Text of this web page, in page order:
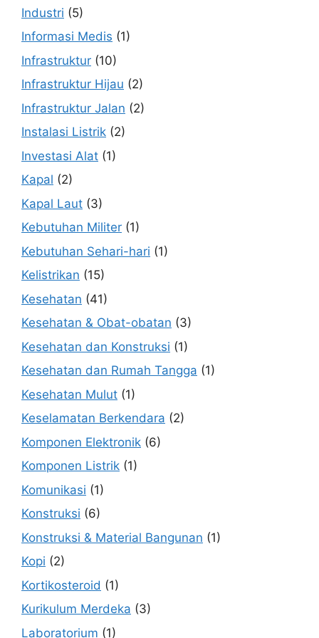
Industri (5)
Informasi Medis (1)
Infrastruktur (10)
Infrastruktur Hijau (2)
Infrastruktur Jalan (2)
Instalasi Listrik (2)
Investasi Alat (1)
Kapal (2)
Kapal Laut (3)
Kebutuhan Militer (1)
Kebutuhan Sehari-hari (1)
Kelistrikan (15)
Kesehatan (41)
Kesehatan & Obat-obatan (3)
Kesehatan dan Konstruksi (1)
Kesehatan dan Rumah Tangga (1)
Kesehatan Mulut (1)
Keselamatan Berkendara (2)
Komponen Elektronik (6)
Komponen Listrik (1)
Komunikasi (1)
Konstruksi (6)
Konstruksi & Material Bangunan (1)
Kopi (2)
Kortikosteroid (1)
Kurikulum Merdeka (3)
Laboratorium (1)